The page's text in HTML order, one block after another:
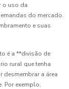
o uso da
do mercado.
e suas
é a **divisão de
rural que tenha
desmembrar a área
Por exemplo,